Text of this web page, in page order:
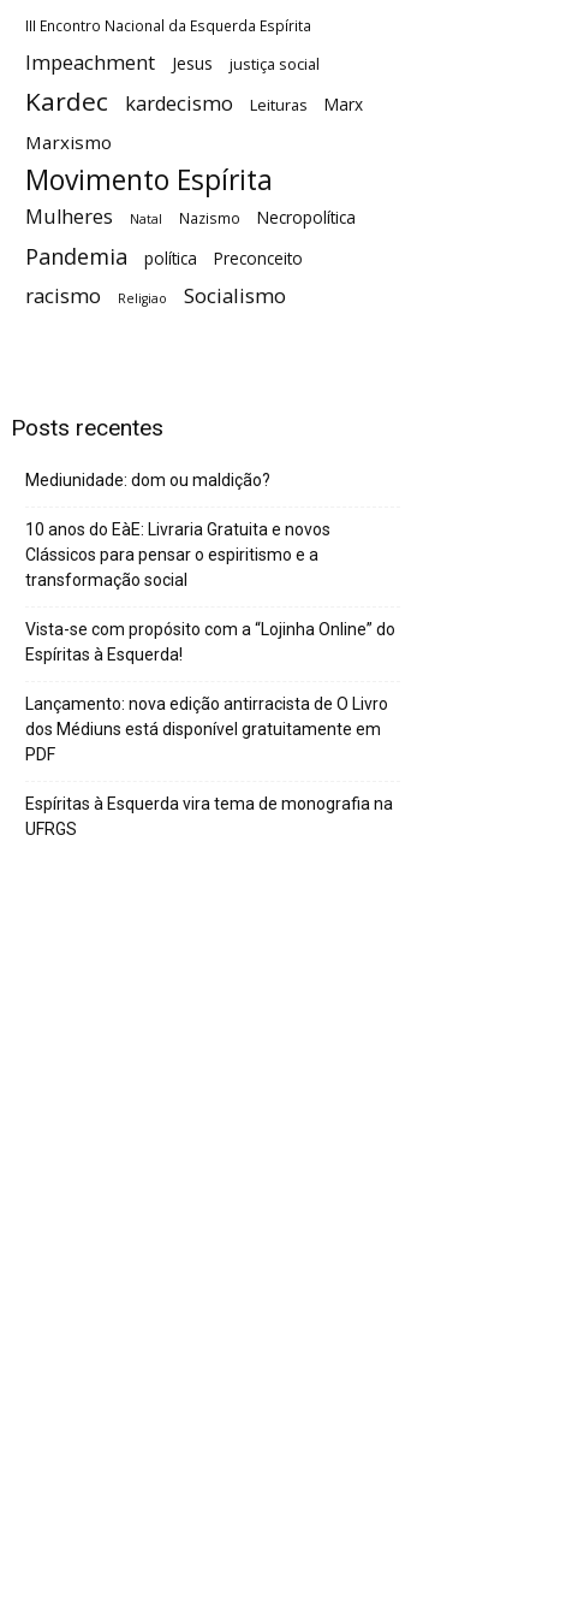
III Encontro Nacional da Esquerda Espírita
Impeachment Jesus justiça social
Kardec kardecismo Leituras Marx
Marxismo
Movimento Espírita
Mulheres Natal Nazismo Necropolítica
Pandemia política Preconceito
racismo Religiao Socialismo
Posts recentes
Mediunidade: dom ou maldição?
10 anos do EàE: Livraria Gratuita e novos
Clássicos para pensar o espiritismo e a
transformação social
Vista-se com propósito com a “Lojinha Online” do
Espíritas à Esquerda!
Lançamento: nova edição antirracista de O Livro
dos Médiuns está disponível gratuitamente em
PDF
Espíritas à Esquerda vira tema de monografia na
UFRGS